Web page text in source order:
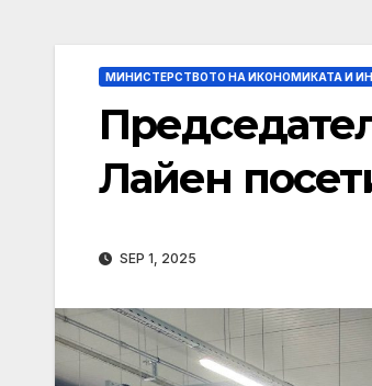
МИНИСТЕРСТВОТО НА ИКОНОМИКАТА И
Лайен
SEP 1, 2025